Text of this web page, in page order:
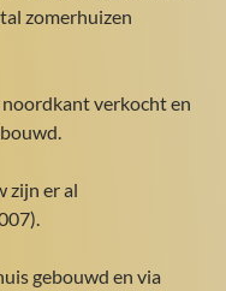
zomerhuizen
noordkant verkocht en
zijn er al
gebouwd en via